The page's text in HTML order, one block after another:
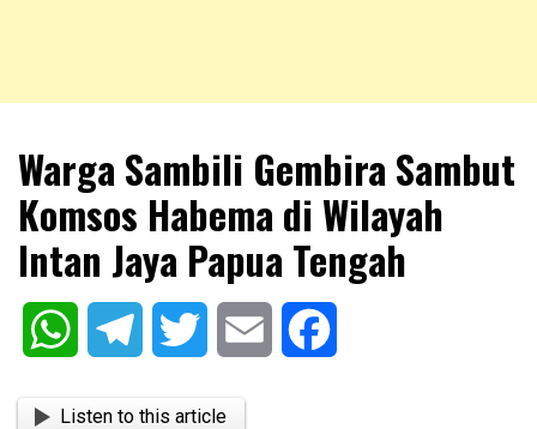
NKRIPOST
Warga Sambili Gembira Sambut
Komsos Habema di Wilayah
Intan Jaya Papua Tengah
WhatsAppTelegram Twitter Email
Listen to this article